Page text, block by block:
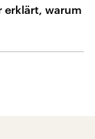
erklärt, warum